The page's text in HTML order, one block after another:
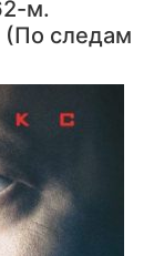
м.
(По следам